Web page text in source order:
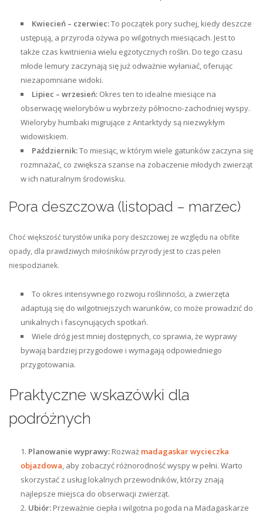
Kwiecień – czerwiec:To początek pory suchej, kiedy deszcze
ustępują, a przyroda ożywa po wilgotnych miesiącach. Jest to
także czas kwitnienia wielu egzotycznych roślin. Do tego czasu
młode lemury zaczynają się już odważnie wyłaniać, oferując
niezapomniane widoki.
Lipiec – wrzesień: Okres ten to idealne miesiące na
obserwację wielorybów u wybrzeży północno-zachodniej wyspy.
Wieloryby humbaki migrujące z Antarktydy są niezwykłym
widowiskiem.
Październik:To miesiąc, w którym wiele gatunków zaczyna się
rozmnażać, co zwiększa szanse na zobaczenie młodych zwierząt
w ich naturalnym środowisku.
Pora deszczowa (listopad – marzec)
Choć większość turystów unika pory deszczowej ze względu na obfite
opady, dla prawdziwych miłośników przyrody jest to czas pełen
niespodzianek.
To okres intensywnego rozwoju roślinności, a zwierzęta
adaptują się do wilgotniejszych warunków, co może prowadzić do
unikalnych i fascynujących spotkań.
Wiele dróg jest mniej dostępnych, co sprawia, że wyprawy
bywają bardziej przygodowe i wymagają odpowiedniego
przygotowania.
Praktyczne wskazówki dla
podróżnych
Planowanie wyprawy: Rozważ madagaskar wycieczka
objazdowa, aby zobaczyć różnorodność wyspy w pełni. Warto
skorzystać z usług lokalnych przewodników, którzy znają
najlepsze miejsca do obserwacji zwierząt.
Ubiór: Przeważnie ciepła i wilgotna pogoda na Madagaskarze